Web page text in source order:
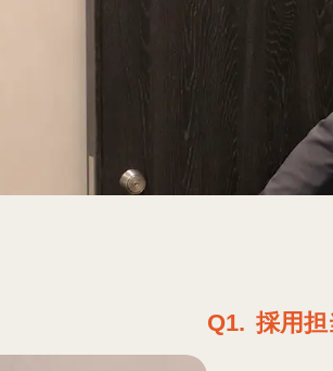
Q1. 採用